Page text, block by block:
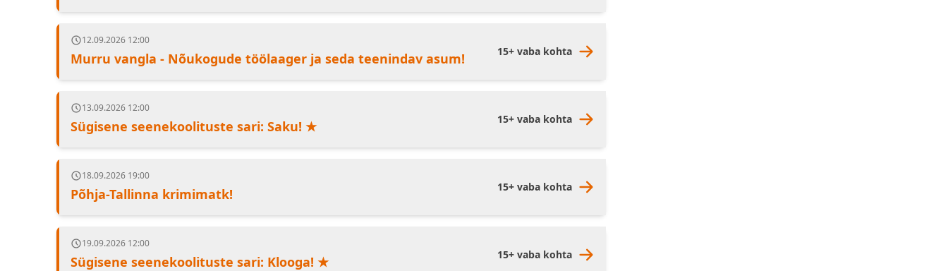
12.09.2026 12:00
Murru vangla - Nõukogude töölaager ja seda teenindav asum! 15+ vaba kohta
13.09.2026 12:00
Sügisene seenekoolituste sari: Saku! ★ 15+ vaba kohta
18.09.2026 19:00
Põhja-Tallinna krimimatk! 15+ vaba kohta
19.09.2026 12:00
Sügisene seenekoolituste sari: Klooga! ★ 15+ vaba kohta